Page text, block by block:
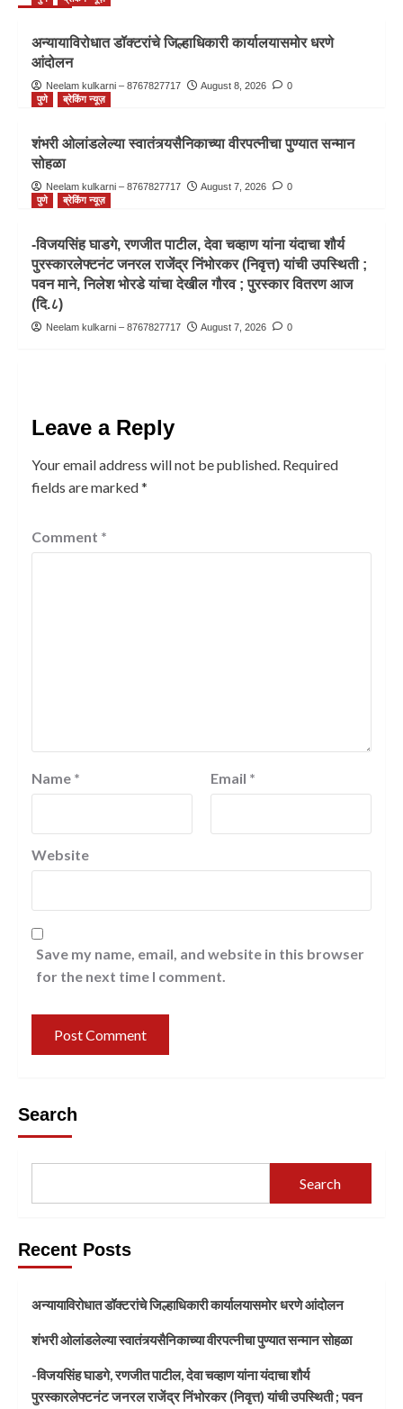
अन्यायाविरोधात डॉक्टरांचे जिल्हाधिकारी कार्यालयासमोर धरणे
आंदोलन
Neelam kulkarni – 8767827717 August 8, 2026
0
पुणे
ब्रेकिंग न्यूज़
शंभरी ओलांडलेल्या स्वातंत्र्यसैनिकाच्या वीरपत्नीचा पुण्यात सन्मान
सोहळा
Neelam kulkarni – 8767827717 August 7, 2026
0
पुणे
ब्रेकिंग न्यूज़
-विजयसिंह घाडगे, रणजीत पाटील, देवा चव्हाण यांना यंदाचा शौर्य
पुरस्कारलेफ्टनंट जनरल राजेंद्र निंभोरकर (निवृत्त) यांची उपस्थिती ;
पवन माने, निलेश भोरडे यांचा देखील गौरव ; पुरस्कार वितरण आज
(दि.८)
Neelam kulkarni – 8767827717 August 7, 2026 0
Leave a Reply
Your email address will not be published. Required
fields are marked*
Comment *
Name * Email *
Website
Save my name, email, and website in this browser
for the next time I comment.
Search
Search
Recent Posts
अन्यायाविरोधात डॉक्टरांचे जिल्हाधिकारी कार्यालयासमोर धरणे आंदोलन
शंभरी ओलांडलेल्या स्वातंत्र्यसैनिकाच्या वीरपत्नीचा पुण्यात सन्मान सोहळा
-विजयसिंह घाडगे, रणजीत पाटील, देवा चव्हाण यांना यंदाचा शौर्य
पुरस्कारलेफ्टनंट जनरल राजेंद्र निंभोरकर (निवृत्त) यांची उपस्थिती ; पवन